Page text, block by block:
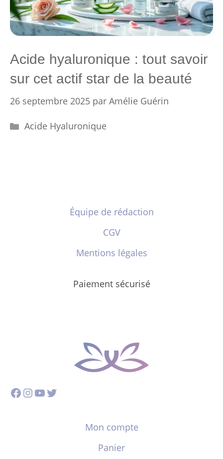
Acide hyaluronique : tout savoir
sur cet actif star de la beauté
26 septembre 2025 par Amélie Guérin
Catégories
Acide Hyaluronique
Équipe de rédaction
CGV
Mentions légales
Paiement sécurisé
Facebook
Instagram
YouTube
Twitter
Mon compte
Panier